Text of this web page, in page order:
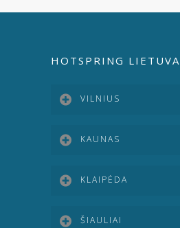
HOTSPRING LIETUVA
VILNIUS
KAUNAS
KLAIPĖDA
ŠIAULIAI